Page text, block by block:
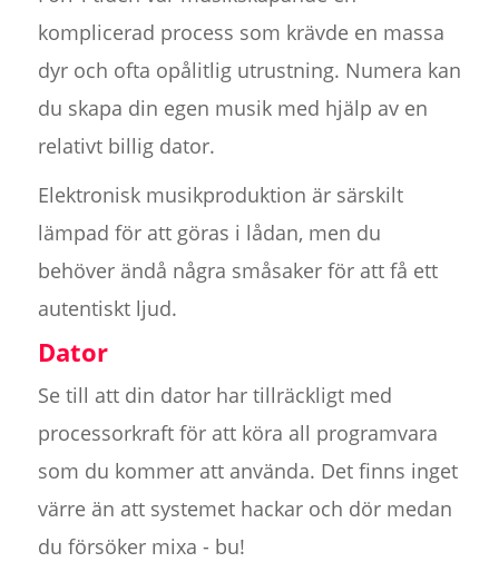
komplicerad process som krävde en massa
dyr och ofta opålitlig utrustning. Numera kan
du skapa din egen musik med hjälp av en
relativt billig dator.
Elektronisk musikproduktion är särskilt
lämpad för att göras i lådan, men du
behöver ändå några småsaker för att få ett
autentiskt ljud.
Dator
Se till att din dator har tillräckligt med
processorkraft för att köra all programvara
som du kommer att använda. Det finns inget
värre än att systemet hackar och dör medan
du försöker mixa - bu!